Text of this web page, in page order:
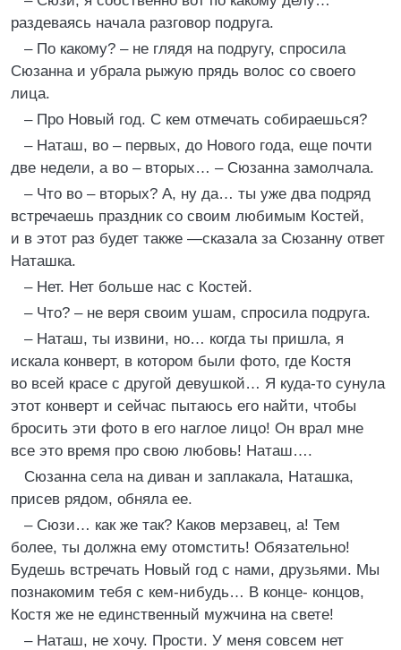
раздеваясь начала разговор подруга.
– По какому? – не глядя на подругу, спросила
Сюзанна и убрала рыжую прядь волос со своего
лица.
– Про Новый год. С кем отмечать собираешься?
– Наташ, во – первых, до Нового года, еще почти
две недели, а во – вторых… – Сюзанна замолчала.
– Что во – вторых? А, ну да… ты уже два подряд
встречаешь праздник со своим любимым Костей,
и в этот раз будет также —сказала за Сюзанну ответ
Наташка.
– Нет. Нет больше нас с Костей.
– Что? – не веря своим ушам, спросила подруга.
– Наташ, ты извини, но… когда ты пришла, я
искала конверт, в котором были фото, где Костя
во всей красе с другой девушкой… Я куда-то сунула
этот конверт и сейчас пытаюсь его найти, чтобы
бросить эти фото в его наглое лицо! Он врал мне
все это время про свою любовь! Наташ….
Сюзанна села на диван и заплакала, Наташка,
присев рядом, обняла ее.
– Сюзи… как же так? Каков мерзавец, а! Тем
более, ты должна ему отомстить! Обязательно!
Будешь встречать Новый год с нами, друзьями. Мы
познакомим тебя с кем-нибудь… В конце- концов,
Костя же не единственный мужчина на свете!
– Наташ, не хочу. Прости. У меня совсем нет